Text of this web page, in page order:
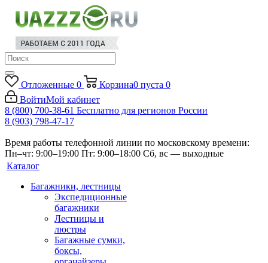
Отложенные 0 Корзина0 пуста 0
ВойтиМой кабинет
8 (800) 700-38-61 Бесплатно для регионов России
8 (903) 798-47-17
Время работы телефонной линии по московскому времени:
Пн–чт: 9:00–19:00 Пт: 9:00–18:00 Сб, вс — выходные
Каталог
Багажники, лестницы
Экспедиционные
багажники
Лестницы и
люстры
Багажные сумки,
боксы,